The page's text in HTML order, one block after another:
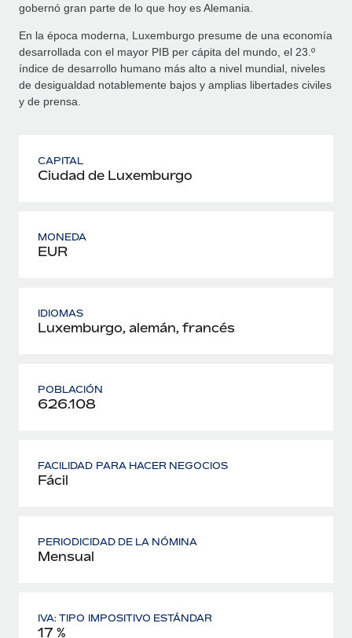
gobernó gran parte de lo que hoy es Alemania.
En la época moderna, Luxemburgo presume de una economía
desarrollada con el mayor PIB per cápita del mundo, el 23.º
índice de desarrollo humano más alto a nivel mundial, niveles
de desigualdad notablemente bajos y amplias libertades civiles
y de prensa.
CAPITAL
Ciudad de Luxemburgo
MONEDA
EUR
IDIOMAS
Luxemburgo, alemán, francés
POBLACIÓN
626.108
FACILIDAD PARA HACER NEGOCIOS
Fácil
PERIODICIDAD DE LA NÓMINA
Mensual
IVA: TIPO IMPOSITIVO ESTÁNDAR
17 %